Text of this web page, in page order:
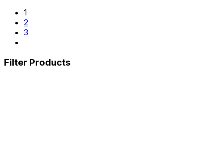
1
2
3
Filter Products